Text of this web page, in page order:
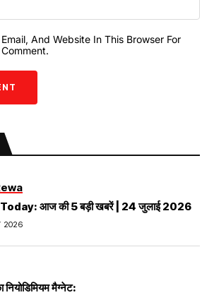
And Website In This Browser For
आज की 5 बड़ी खबरें | 24 जुलाई 2026
2026
नियोडिमियम मैग्नेट: